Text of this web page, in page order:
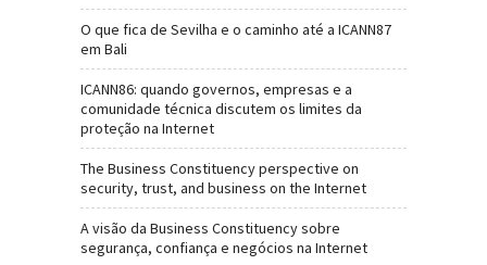
O que fica de Sevilha e o caminho até a ICANN87
em Bali
ICANN86: quando governos, empresas e a
comunidade técnica discutem os limites da
proteção na Internet
The Business Constituency perspective on
security, trust, and business on the Internet
A visão da Business Constituency sobre
segurança, confiança e negócios na Internet